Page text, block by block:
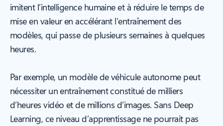
imitent l’intelligence humaine et à réduire le temps de
mise en valeur en accélérant l’entraînement des
modèles, qui passe de plusieurs semaines à quelques
heures.
Par exemple, un modèle de véhicule autonome peut
nécessiter un entraînement constitué de milliers
d’heures vidéo et de millions d’images. Sans Deep
Learning, ce niveau d’apprentissage ne pourrait pas